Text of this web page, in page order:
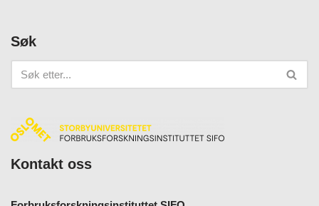
Søk
Kontakt oss